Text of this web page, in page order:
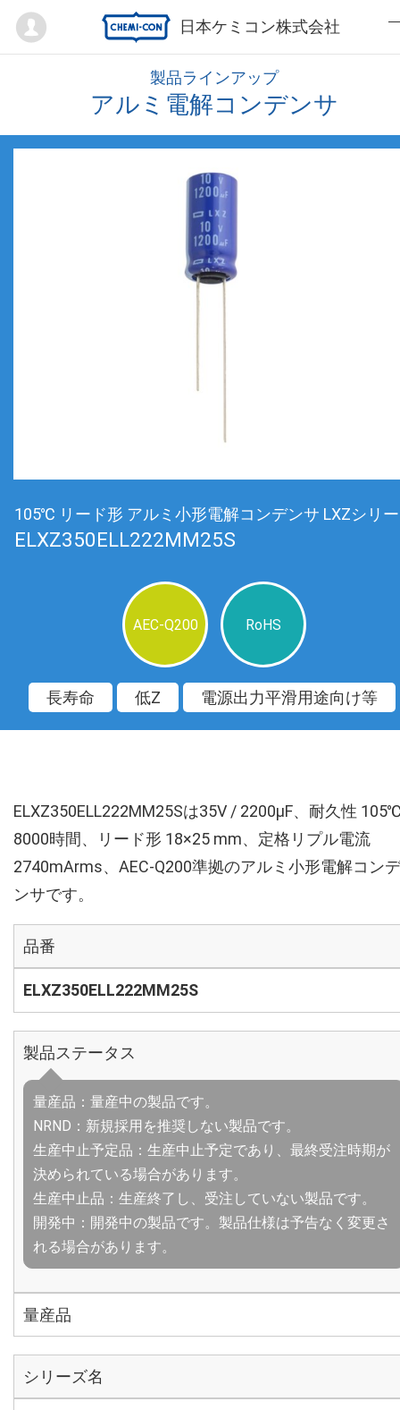
日本ケミコン株式会社
Mypage
製品ラインアップ
アルミ電解コンデンサ
105℃ リード形 アルミ小形電解コンデンサ LXZシリ
ELXZ350ELL222MM25S
AEC-Q200 RoHS
長寿命 低Z 電源出力平滑用途向け等
ELXZ350ELL222MM25Sは35V / 2200µF、耐久性
8000時間、リード形 18×25 mm、定格リプル電流
2740mArms、AEC-Q200準拠のアルミ小形電解コンデ
ンサです。
品番
ELXZ350ELL222MM25S
製品ステータス
量産品：量産中の製品です。
NRND：新規採用を推奨しない製品です。
生産中止予定品：生産中止予定であり、最終受注時期が
決められている場合があります。
生産中止品：生産終了し、受注していない製品です。
開発中：開発中の製品です。製品仕様は予告なく変更さ
れる場合があります。
量産品
シリーズ名